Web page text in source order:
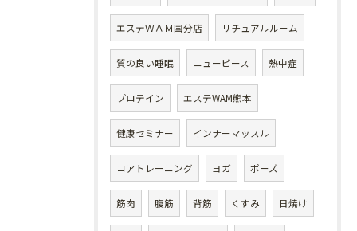
エステＷＡＭ国分店 リチュアルルーム
質の良い睡眠 ニューピース 熱中症
プロテイン エステWAM熊本
健康セミナー インナーマッスル
コアトレーニング ヨガ ポーズ
筋肉 腹筋 背筋 くすみ 日焼け